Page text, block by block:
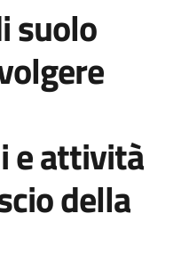
suolo
e attività
della